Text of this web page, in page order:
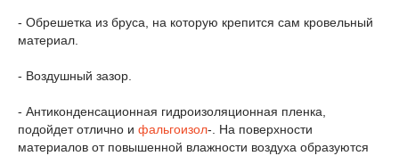
- Обрешетка из бруса, на которую крепится сам кровельный
материал.
- Воздушный зазор.
- Антиконденсационная гидроизоляционная пленка,
подойдет отлично и фальгоизол-. На поверхности
материалов от повышенной влажности воздуха образуются